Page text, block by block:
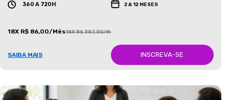
360 A 720H 2 A 12 MESES
18X R$ 86,00/Mês18X R$ 387,00/Mês
SAIBA MAIS INSCREVA-SE